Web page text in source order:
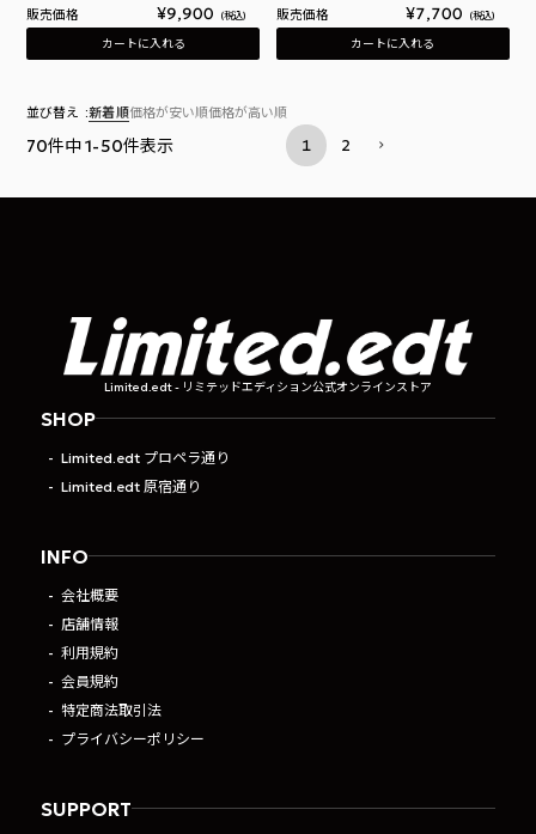
販売価格 ¥9,900 税込
カートに入れる
販売価格 ¥7,700 税込
カートに入れる
並び替え 新着順価格が安い順価格が高い順
70件中1-50件表示 1 2
Limited.edt - リミテッドエディション公式オンラインストア
SHOP
Limited.edt プロペラ通り
Limited.edt 原宿通り
INFO
会社概要
店舗情報
利用規約
会員規約
特定商法取引法
プライバシーポリシー
SUPPORT